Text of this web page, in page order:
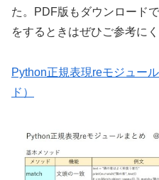
た。PDF版もダウンロード
をするときはぜひご参考にく
Python正規表現reモジュー
ド）